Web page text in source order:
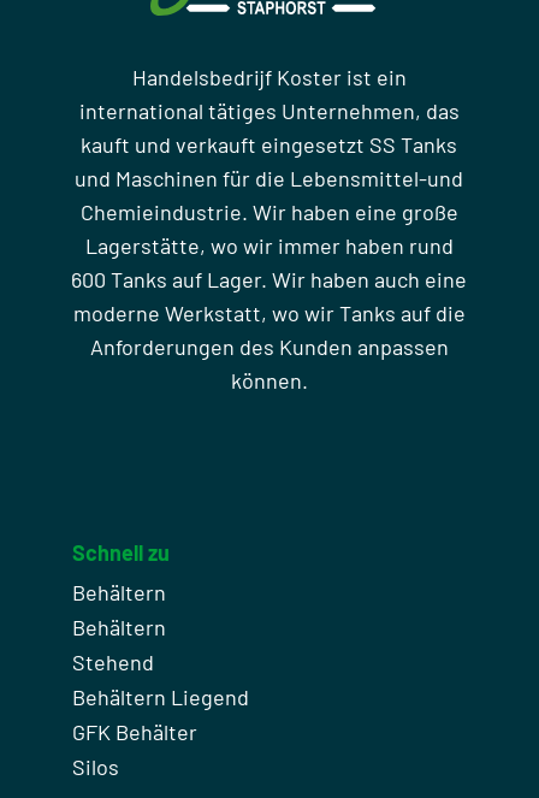
Handelsbedrijf Koster ist ein
international tätiges Unternehmen, das
kauft und verkauft eingesetzt SS Tanks
und Maschinen für die Lebensmittel-und
Chemieindustrie. Wir haben eine große
Lagerstätte, wo wir immer haben rund
600 Tanks auf Lager. Wir haben auch eine
moderne Werkstatt, wo wir Tanks auf die
Anforderungen des Kunden anpassen
können.
Schnell zu
Behältern
Behältern
Stehend
Behältern Liegend
GFK Behälter
Silos